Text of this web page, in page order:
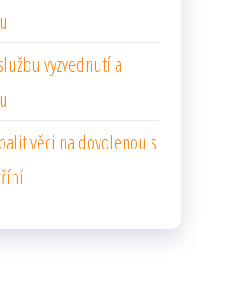
vyzvednutí a
věci na dovolenou s